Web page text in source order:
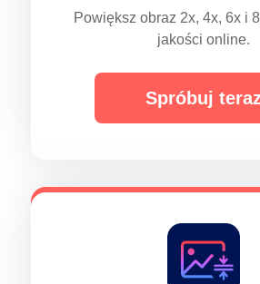
Powiększ obraz 2x, 4x, 6x i
jakości online.
Spróbuj